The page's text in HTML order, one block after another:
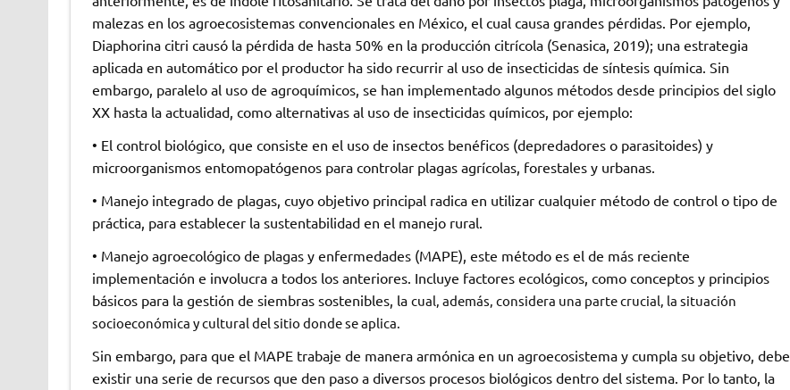
malezas en los agroecosistemas convencionales en México, el cual causa grandes pérdidas. Por ejemplo,
Diaphorina citri causó la pérdida de hasta 50% en la producción citrícola (Senasica, 2019); una estrategia
aplicada en automático por el productor ha sido recurrir al uso de insecticidas de síntesis química. Sin
embargo, paralelo al uso de agroquímicos, se han implementado algunos métodos desde principios del siglo
XX hasta la actualidad, como alternativas al uso de insecticidas químicos, por ejemplo:
• El control biológico, que consiste en el uso de insectos benéficos (depredadores o parasitoides) y
microorganismos entomopatógenos para controlar plagas agrícolas, forestales y urbanas.
• Manejo integrado de plagas, cuyo objetivo principal radica en utilizar cualquier método de control o tipo de
práctica, para establecer la sustentabilidad en el manejo rural.
• Manejo agroecológico de plagas y enfermedades (MAPE), este método es el de más reciente
implementación e involucra a todos los anteriores. Incluye factores ecológicos, como conceptos y principios
básicos para la gestión de siembras sostenibles, la cual, además, considera una parte crucial, la situación
socioeconómica y cultural del sitio donde se aplica.
Sin embargo, para que el MAPE trabaje de manera armónica en un agroecosistema y cumpla su objetivo, debe
existir una serie de recursos que den paso a diversos procesos biológicos dentro del sistema. Por lo tanto, la